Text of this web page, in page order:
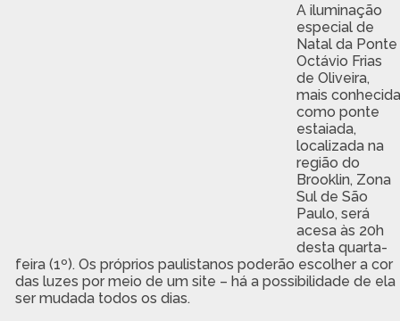
A iluminação
especial de
Natal da Ponte
Octávio Frias
de Oliveira,
mais conhecida
como ponte
estaiada,
localizada na
região do
Brooklin, Zona
Sul de São
Paulo, será
acesa às 20h
desta quarta-
feira (1º). Os próprios paulistanos poderão escolher a cor
das luzes por meio de um site – há a possibilidade de ela
ser mudada todos os dias.